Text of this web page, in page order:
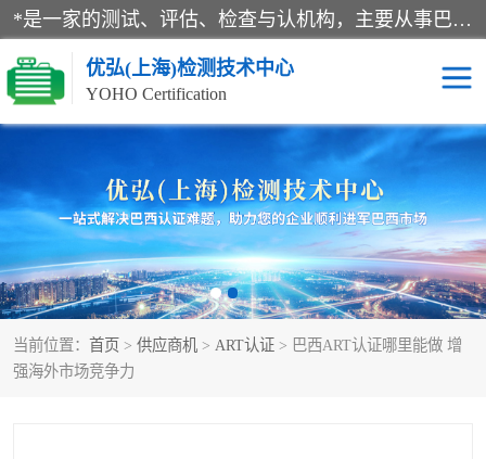
*是一家的测试、评估、检查与认机构，主要从事巴西NR10认证、NR12认证、NR13认证；ANATEL认证、INMTRO认证，欧盟CE认证：MD认证，PED认证，MID认证，ATEX认证，德国蓝色天使认证。
优弘(上海)检测技术中心
YOHO Certification
当前位置： 首页 > 供应商机 > ART认证 > 巴西ART认证哪里能做 增
强海外市场竞争力
RECYCLASS认证 NR10认证
NR12认证 NR13认证
ART认证 巴西NR认证
巴西认证 RETIE认证